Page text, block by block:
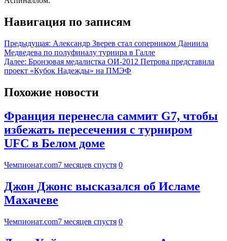
Навигация по записям
Предыдущая: Александр Зверев стал соперником Даниила
Медведева по полуфиналу турнира в Галле
Далее: Бронзовая медалистка ОИ-2012 Петрова представила
проект «Кубок Надежды» на ПМЭФ
Похожие новости
Франция перенесла саммит G7, чтобы
избежать пересечения с турниром
UFC в Белом доме
Чемпионат.com7 месяцев спустя 0
Джон Джонс высказался об Исламе
Махачеве
Чемпионат.com7 месяцев спустя 0